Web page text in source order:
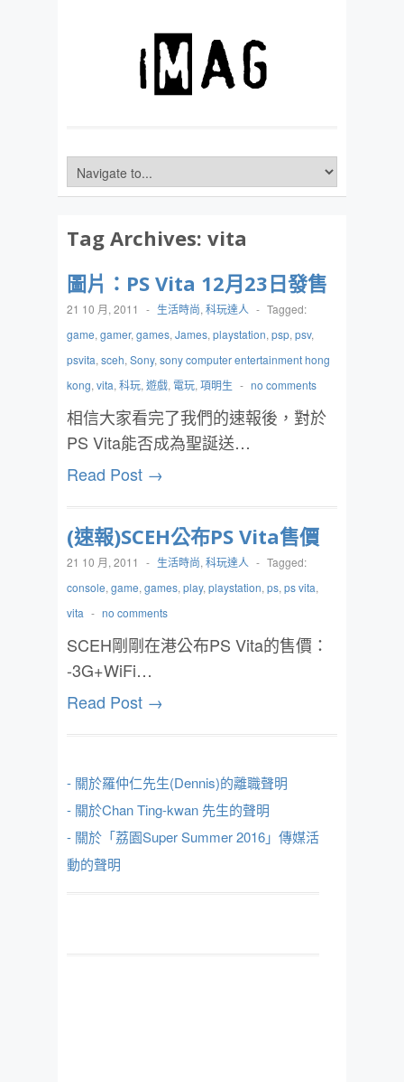
Tag Archives: vita
圖片：PS Vita 12月23日發售
21 10 月, 2011 - 生活時尚, 科玩達人 - Tagged:
game, gamer, games, James, playstation, psp, psv,
psvita, sceh, Sony, sony computer entertainment hong
kong, vita, 科玩, 遊戲, 電玩, 項明生 - no comments
相信大家看完了我們的速報後，對於
PS Vita能否成為聖誕送…
Read Post →
(速報)SCEH公布PS Vita售價
21 10 月, 2011 - 生活時尚, 科玩達人 - Tagged:
console, game, games, play, playstation, ps, ps vita,
vita - no comments
SCEH剛剛在港公布PS Vita的售價：
-3G+WiFi…
Read Post →
- 關於羅仲仁先生(Dennis)的離職聲明
- 關於Chan Ting-kwan 先生的聲明
- 關於「荔園Super Summer 2016」傳媒活
動的聲明